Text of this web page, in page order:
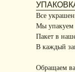
Все
Мы упакуем
Пакет в
В каждый
Обращаем